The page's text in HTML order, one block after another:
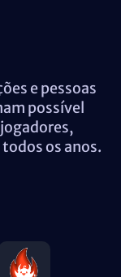
e pessoas
possível
jogadores,
os anos.